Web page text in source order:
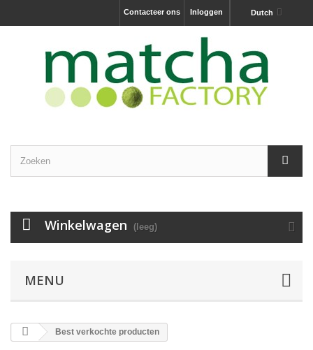
Dutch
Inloggen
Contacteer ons
Winkelwagen (leeg)
MENU
Best verkochte producten